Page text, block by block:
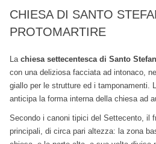
CHIESA DI SANTO
PROTOMARTIRE
La chiesa settecentesca di Santo
con una deliziosa facciata ad intonaco,
giallo per le strutture ed i tamponamenti.
anticipa la forma interna della chiesa ad
Secondo i canoni tipici del Settecento, il
principali, di circa pari altezza: la zona